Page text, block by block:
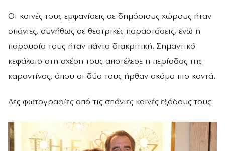
Οι κοινές τους εμφανίσεις σε δημόσιους χώρους ήταν
σπάνιες, συνήθως σε θεατρικές παραστάσεις, ενώ η
παρουσία τους ήταν πάντα διακριτική. Σημαντικό
κεφάλαιο στη σχέση τους αποτέλεσε η περίοδος της
καραντίνας, όπου οι δύο τους ήρθαν ακόμα πιο κοντά.
Δες φωτογραφίες από τις σπάνιες κοινές εξόδους τους: